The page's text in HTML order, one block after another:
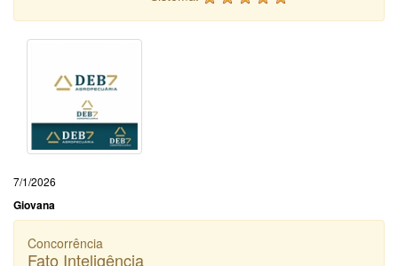
7/1/2026
Giovana
Concorrência
Fato Inteligência